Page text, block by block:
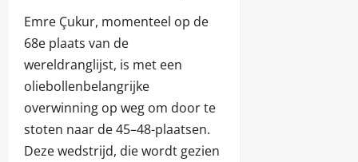
Emre Çukur, momenteel op de
68e plaats van de
wereldranglijst, is met een
oliebollenbelangrijke
overwinning op weg om door te
stoten naar de 45–48-plaatsen.
Deze wedstrijd, die wordt gezien